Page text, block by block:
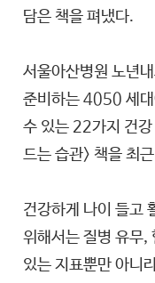
담은 책을 펴냈다.
서울아산병원 노년
준비하는 4050 세
수 있는 22가지 건강
드는 습관> 책을 최
건강하게 나이 들고
위해서는 질병 유무,
있는 지표뿐만 아니